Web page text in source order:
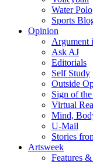
Water Polo
Sports
Opinion
Argument
Ask AJ
Editorials
Self Study
Outside
Sign of
Virtual
Mind,
U-Mail
Stories
Artsweek
Features